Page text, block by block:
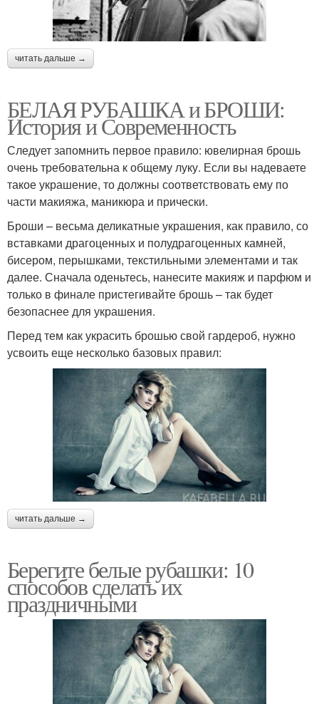
читать дальше →
БЕЛАЯ РУБАШКА и БРОШИ:
История и Современность
Следует запомнить первое правило: ювелирная брошь
очень требовательна к общему луку. Если вы надеваете
такое украшение, то должны соответствовать ему по
части макияжа, маникюра и прически.
Броши – весьма деликатные украшения, как правило, со
вставками драгоценных и полудрагоценных камней,
бисером, перышками, текстильными элементами и так
далее. Сначала оденьтесь, нанесите макияж и парфюм и
только в финале пристегивайте брошь – так будет
безопаснее для украшения.
Перед тем как украсить брошью свой гардероб, нужно
усвоить еще несколько базовых правил:
читать дальше →
Берегите белые рубашки: 10
способов сделать их
праздничными